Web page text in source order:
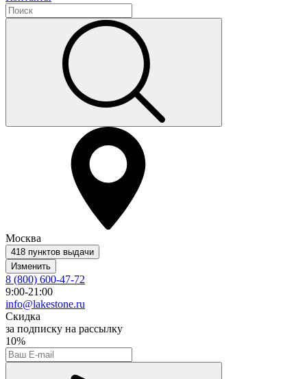
Москва
418 пунктов выдачи
Изменить
8 (800) 600-47-72
9:00-21:00
info@lakestone.ru
Скидка
за подписку на рассылку
10%